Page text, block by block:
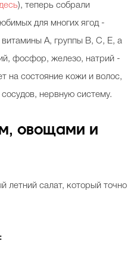
), теперь собрали
для многих ягод -
А, группы В, С, Е, а
фосфор, железо, натрий -
на состояние кожи и волос,
нервную систему.
овощами и
летний салат, который точно